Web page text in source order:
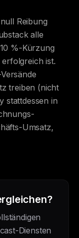
Reibung
alle
%-Kürzung
ist.
treiben (nicht
stattdessen in
Umsatz,
Diensten